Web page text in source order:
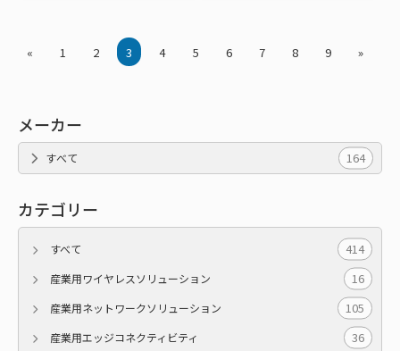
« 1 2 3 4 5 6 7 8 9 »
メーカー
すべて 164
カテゴリー
すべて 414
産業用ワイヤレスソリューション 16
産業用ネットワークソリューション 105
産業用エッジコネクティビティ 36